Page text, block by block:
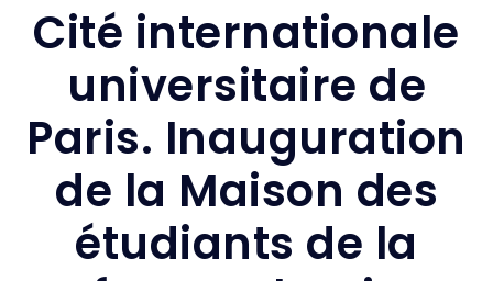
Cité internationale
universitaire de
Paris. Inauguration
de la Maison des
étudiants de la